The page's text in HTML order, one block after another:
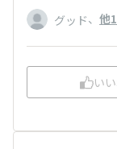
グッド、 他
い